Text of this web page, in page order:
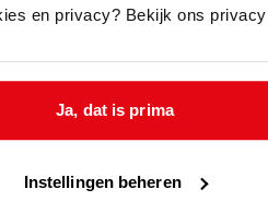
en privacy? Bekijk ons
Ja, dat is prima
Instellingen beheren